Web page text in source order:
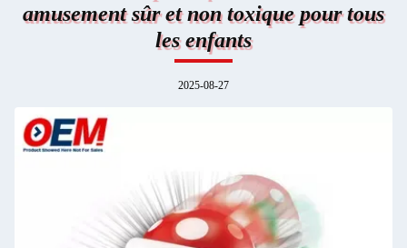
amusement sûr et non toxique pour tous
les enfants
2025-08-27